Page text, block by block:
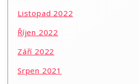
Listopad 2022
Říjen 2022
Září 2022
Srpen 2021